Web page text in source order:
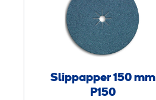
i
p
p
a
p
Slippapper 150 mm
P150